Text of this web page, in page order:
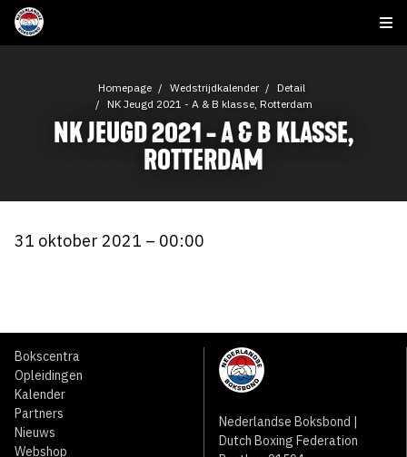
Homepage Wedstrijdkalender
Detail
NK Jeugd 2021 - A & B klasse, Rotterdam
NK JEUGD 2021 - A & B KLASSE,
ROTTERDAM
31 oktober 2021 – 00:00
Bokscentra
Opleidingen
Kalender
Partners
Nieuws
Webshop
Nederlandse Boksbond |
Dutch Boxing Federation